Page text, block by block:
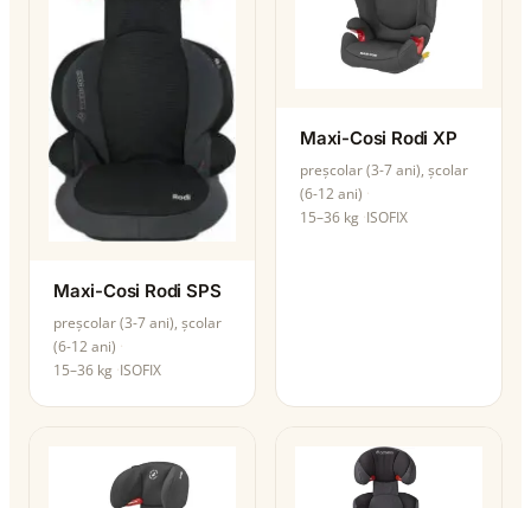
Maxi-Cosi Rodi SPS
preșcolar (3-7 ani), școlar
(6-12 ani)
15–36 kg ISOFIX
Maxi-Cosi Rodi XP
preșcolar (3-7 ani), școlar
(6-12 ani)
15–36 kg ISOFIX